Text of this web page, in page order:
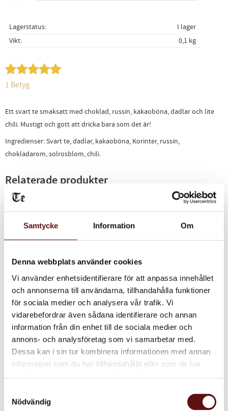
Samtycke Information Om
Denna webbplats använder cookies
Vi använder enhetsidentifierare för att anpassa innehållet
och annonserna till användarna, tillhandahålla funktioner
för sociala medier och analysera vår trafik. Vi
vidarebefordrar även sådana identifierare och annan
information från din enhet till de sociala medier och
annons- och analysföretag som vi samarbetar med.
Dessa kan i sin tur kombinera informationen med annan
information som du har tillhandahållit eller som de har
Nödvändig
Lagerstatus
I lager
Vikt
0,1 kg
1 Betyg
Ett svart te smaksatt med choklad, russin, kakaoböna, dadlar och lite
chili. Mustigt och gott att dricka bara som det är!
Ingredienser: Svart te, dadlar, kakaoböna, Korinter, russin,
chokladarom, solrosblom, chili.
Relaterade produkter
Chili Choklad,
Rooibos te
Ett rooibos te med chili,
choklad, kakaoböna, russin
och solrosblom.
75KR